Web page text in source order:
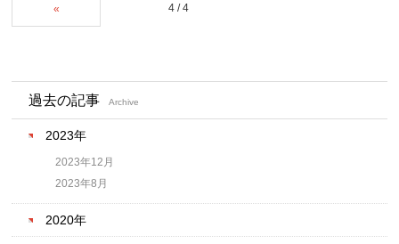
4 / 4
«
過去の記事 Archive
2023年
2023年12月
2023年8月
2020年